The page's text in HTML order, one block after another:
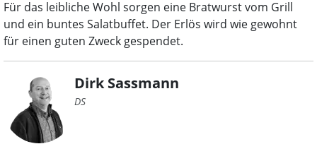
Für das leibliche Wohl sorgen eine Bratwurst vom Grill
und ein buntes Salatbuffet. Der Erlös wird wie gewohnt
für einen guten Zweck gespendet.
Dirk Sassmann
DS